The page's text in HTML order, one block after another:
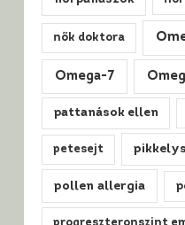
nők doktora
Omega-7
pattanások ellen
petesejt
pollen allergia